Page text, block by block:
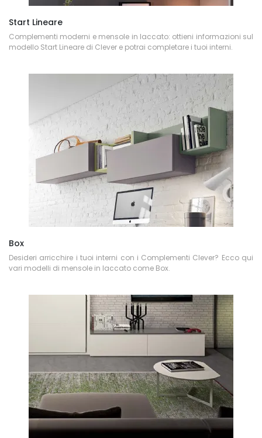
Start Lineare
Complementi moderni e mensole in laccato: ottieni informazioni sul
modello Start Lineare di Clever e potrai completare i tuoi interni.
Box
Desideri arricchire i tuoi interni con i Complementi Clever? Ecco qui
vari modelli di mensole in laccato come Box.